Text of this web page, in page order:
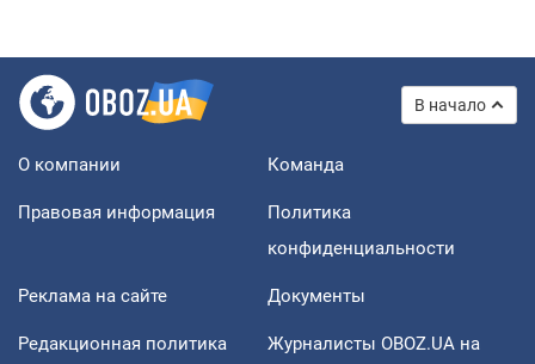
В начало
О компании Команда
Правовая информация
Политика
конфиденциальности
Реклама на сайте Документы
Редакционная политика
Журналисты OBOZ.UA на